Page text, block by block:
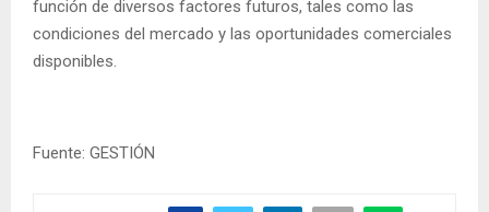
función de diversos factores futuros, tales como las
condiciones del mercado y las oportunidades comerciales
disponibles.
Fuente: GESTIÓN